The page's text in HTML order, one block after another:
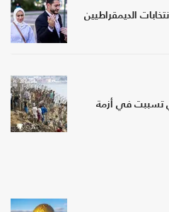
الديمقراطيين
تسببت في أزمة